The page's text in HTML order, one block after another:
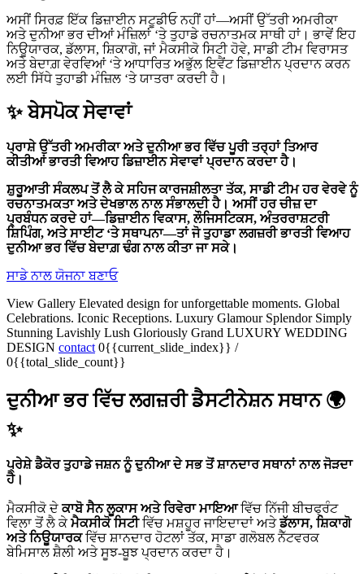
ਅਸੀਂ ਸਿਰਫ਼ ਇੱਕ ਡਿਜ਼ਾਈਨ ਸਟੂਡੀਓ ਨਹੀਂ ਹਾਂ—ਅਸੀਂ ਉੱਤਰੀ ਅਮਰੀਕਾ
ਅਤੇ ਦੁਨੀਆ ਭਰ ਦੀਆਂ ਮੰਜ਼ਿਲਾਂ ‘ਤੇ ਤੁਹਾਡੇ ਰਚਨਾਤਮਕ ਸਾਥੀ ਹਾਂ। ਭਾਵੇਂ ਇਹ
ਨਿਊਯਾਰਕ, ਡੱਲਾਸ, ਸ਼ਿਕਾਗੋ, ਜਾਂ ਮੈਕਸੀਕੋ ਸਿਟੀ ਹੋਵੇ, ਸਾਡੀ ਟੀਮ ਵਿਰਾਸਤ
ਅਤੇ ਬੇਦਾਗ਼ ਵੇਰਵਿਆਂ ‘ਤੇ ਆਧਾਰਿਤ ਅਭੁੱਲ ਇਵੈਂਟ ਡਿਜ਼ਾਈਨ ਪ੍ਰਦਾਨ ਕਰਨ
ਲਈ ਸਿੱਧੇ ਤੁਹਾਡੀ ਮੰਜ਼ਿਲ ‘ਤੇ ਯਾਤਰਾ ਕਰਦੀ ਹੈ।
✨ ਬੇਸਪੋਕ ਸੇਵਾਵਾਂ
ਪ੍ਰਾਸ਼ੇ ਉੱਤਰੀ ਅਮਰੀਕਾ ਅਤੇ ਦੁਨੀਆ ਭਰ ਵਿੱਚ ਪੂਰੀ ਤਰ੍ਹਾਂ ਤਿਆਰ
ਕੀਤੀਆਂ ਭਾਰਤੀ ਵਿਆਹ ਡਿਜ਼ਾਈਨ ਸੇਵਾਵਾਂ ਪ੍ਰਦਾਨ ਕਰਦਾ ਹੈ।
ਸ਼ੁਰੂਆਤੀ ਸੰਕਲਪ ਤੋਂ ਲੈ ਕੇ ਸਹਿਜ ਕਾਰਜਸ਼ੀਲਤਾ ਤੱਕ, ਸਾਡੀ ਟੀਮ ਹਰ ਵੇਰਵੇ ਨੂੰ
ਰਚਨਾਤਮਕਤਾ ਅਤੇ ਦੇਖਭਾਲ ਨਾਲ ਸੰਭਾਲਦੀ ਹੈ। ਅਸੀਂ ਹਰ ਚੀਜ਼ ਦਾ
ਪ੍ਰਬੰਧਨ ਕਰਦੇ ਹਾਂ—ਡਿਜ਼ਾਈਨ ਵਿਕਾਸ, ਲੌਜਿਸਟਿਕਸ, ਅੰਤਰਰਾਸ਼ਟਰੀ
ਸ਼ਿਪਿੰਗ, ਅਤੇ ਸਾਈਟ ‘ਤੇ ਸਥਾਪਨਾ—ਤਾਂ ਜੋ ਤੁਹਾਡਾ ਲਗਜ਼ਰੀ ਭਾਰਤੀ ਵਿਆਹ
ਦੁਨੀਆ ਭਰ ਵਿੱਚ ਬੇਦਾਗ਼ ਢੰਗ ਨਾਲ ਕੀਤਾ ਜਾ ਸਕੇ।
ਸਾਡੇ ਨਾਲ ਯੋਜਨਾ ਬਣਾਓ
View Gallery Elevated design for unforgettable moments. Global
Celebrations. Iconic Receptions. Luxury Glamour Splendor Simply
Stunning Lavishly Lush Gloriously Grand LUXURY WEDDING
DESIGN contact 0{{current_slide_index}} /
0{{total_slide_count}}
ਦੁਨੀਆ ਭਰ ਵਿੱਚ ਲਗਜ਼ਰੀ ਡੈਸਟੀਨੇਸ਼ਨ ਸਥਾਨ 🌍
✨
ਪ੍ਰੇਸ਼ੇ ਡੈਕੋਰ ਤੁਹਾਡੇ ਜਸ਼ਨ ਨੂੰ ਦੁਨੀਆ ਦੇ ਸਭ ਤੋਂ ਸ਼ਾਨਦਾਰ ਸਥਾਨਾਂ ਨਾਲ ਜੋੜਦਾ
ਹੈ।
ਮੈਕਸੀਕੋ ਦੇਕਾਬੋ ਸੈਨ ਲੂਕਾਸ ਅਤੇ ਰਿਵੇਰਾ ਮਾਇਆਵਿੱਚ ਨਿੱਜੀ ਬੀਚਫ੍ਰੰਟ
ਵਿਲਾ ਤੋਂ ਲੈ ਕੇਮੈਕਸੀਕੋ ਸਿਟੀਵਿੱਚ ਮਸ਼ਹੂਰ ਜਾਇਦਾਦਾਂ ਅਤੇਡੱਲਾਸ, ਸ਼ਿਕਾਗੋ
ਅਤੇ ਨਿਊਯਾਰਕਵਿੱਚ ਸ਼ਾਨਦਾਰ ਹੋਟਲਾਂ ਤੱਕ, ਸਾਡਾ ਗਲੋਬਲ ਨੈੱਟਵਰਕ
ਬੇਮਿਸਾਲ ਸ਼ੈਲੀ ਅਤੇ ਸੂਝ-ਬੂਝ ਪ੍ਰਦਾਨ ਕਰਦਾ ਹੈ।